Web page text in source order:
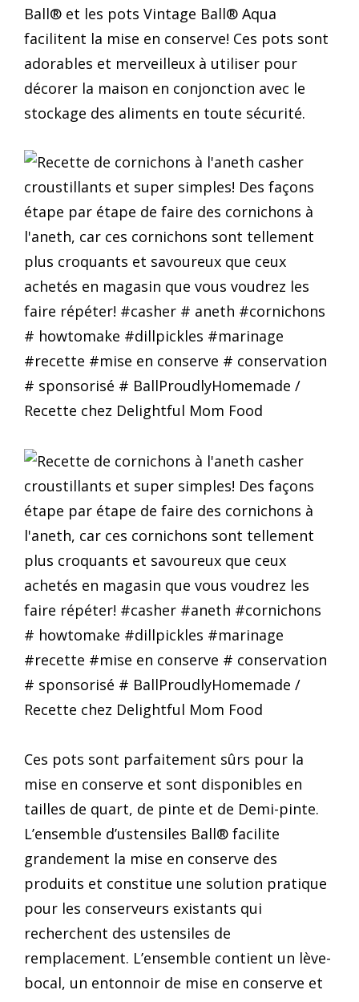
Ball® et les pots Vintage Ball® Aqua
facilitent la mise en conserve! Ces pots sont
adorables et merveilleux à utiliser pour
décorer la maison en conjonction avec le
stockage des aliments en toute sécurité.
Ces pots sont parfaitement sûrs pour la
mise en conserve et sont disponibles en
tailles de quart, de pinte et de Demi-pinte.
L’ensemble d’ustensiles Ball® facilite
grandement la mise en conserve des
produits et constitue une solution pratique
pour les conserveurs existants qui
recherchent des ustensiles de
remplacement. L’ensemble contient un lève-
bocal, un entonnoir de mise en conserve et